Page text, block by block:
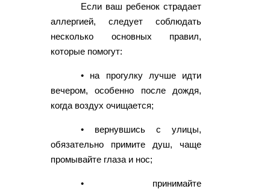
Если ваш ребенок страдает
аллергией, следует соблюдать
несколько основных правил,
которые помогут:
• на прогулку лучше идти
вечером, особенно после дождя,
когда воздух очищается;
• вернувшись с улицы,
обязательно примите душ, чаще
промывайте глаза и нос;
• принимайте